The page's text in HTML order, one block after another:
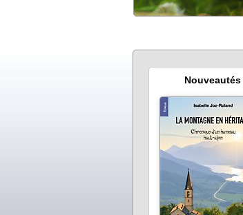
Nouveautés